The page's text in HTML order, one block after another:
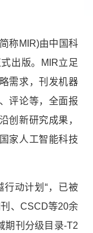
称MIR)由中国科
出版。 MIR立足
需求，刊发机器
评论等，全面报
创新研究成果，
家人工智能科技
行动计划“，已被
、 CSCD等20余
期刊分级目录-T2